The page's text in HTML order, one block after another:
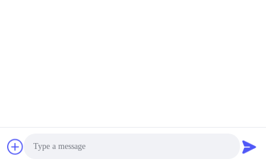
Leverancier. Copyright © 2024-2026 Wenzhou Enjoy Packaging
Material Co.,Ltd . Alle rechten voorbehoudena.